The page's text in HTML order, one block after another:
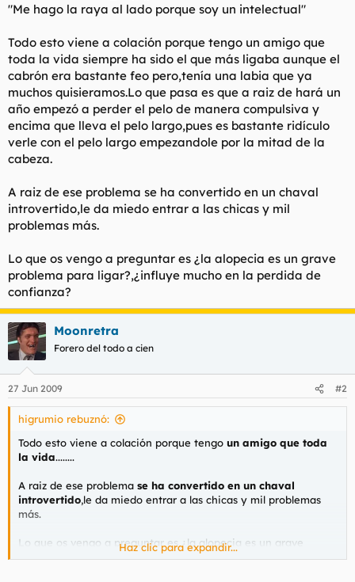
"Me hago la raya al lado porque soy un intelectual"
Todo esto viene a colación porque tengo un amigo que
toda la vida siempre ha sido el que más ligaba aunque el
cabrón era bastante feo pero,tenía una labia que ya
muchos quisieramos.Lo que pasa es que a raiz de hará un
año empezó a perder el pelo de manera compulsiva y
encima que lleva el pelo largo,pues es bastante ridículo
verle con el pelo largo empezandole por la mitad de la
cabeza.
A raiz de ese problema se ha convertido en un chaval
introvertido,le da miedo entrar a las chicas y mil
problemas más.
Lo que os vengo a preguntar es ¿la alopecia es un grave
problema para ligar?,¿influye mucho en la perdida de
confianza?
Moonretra
Forero del todo a cien
27 Jun 2009 #2
higrumio rebuznó:
Todo esto viene a colación porque tengo un amigo que toda
la vida........
A raiz de ese problema se ha convertido en un chaval
introvertido,le da miedo entrar a las chicas y mil problemas
más.
Lo que os vengo a preguntar es ¿la alopecia es un grave
problema para ligar?,¿influye mucho en la perdida de
Haz clic para expandir...